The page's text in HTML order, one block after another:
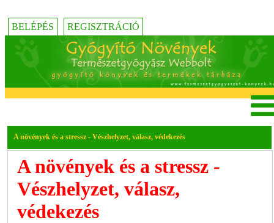
BELÉPÉS REGISZTRÁCIÓ
A növények és a stressz - Vészhelyzet, válasz, védekezés
A növények és a stressz -
Vészhelyzet, válasz,
védekezés